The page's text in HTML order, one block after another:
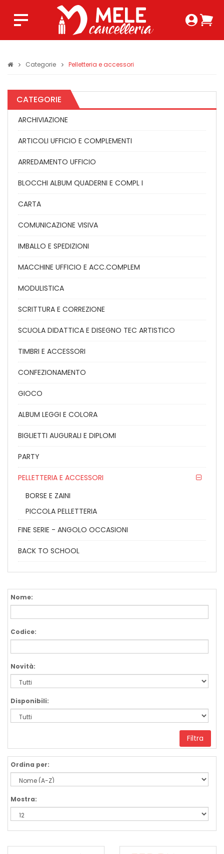
Login
Categorie Pelletteria e accessori
CATEGORIE
ARCHIVIAZIONE
ARTICOLI UFFICIO E COMPLEMENTI
ARREDAMENTO UFFICIO
BLOCCHI ALBUM QUADERNI E COMPL I
CARTA
COMUNICAZIONE VISIVA
IMBALLO E SPEDIZIONI
MACCHINE UFFICIO E ACC.COMPLEM
MODULISTICA
SCRITTURA E CORREZIONE
SCUOLA DIDATTICA E DISEGNO TEC ARTISTICO
TIMBRI E ACCESSORI
CONFEZIONAMENTO
GIOCO
ALBUM LEGGI E COLORA
BIGLIETTI AUGURALI E DIPLOMI
PARTY
PELLETTERIA E ACCESSORI
BORSE E ZAINI
PICCOLA PELLETTERIA
FINE SERIE - ANGOLO OCCASIONI
BACK TO SCHOOL
Nome:
Codice:
Novità:
Disponibili:
Filtra
Ordina per:
Mostra: